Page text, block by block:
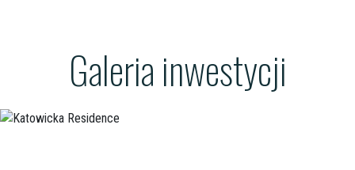
Galeria inwestycji